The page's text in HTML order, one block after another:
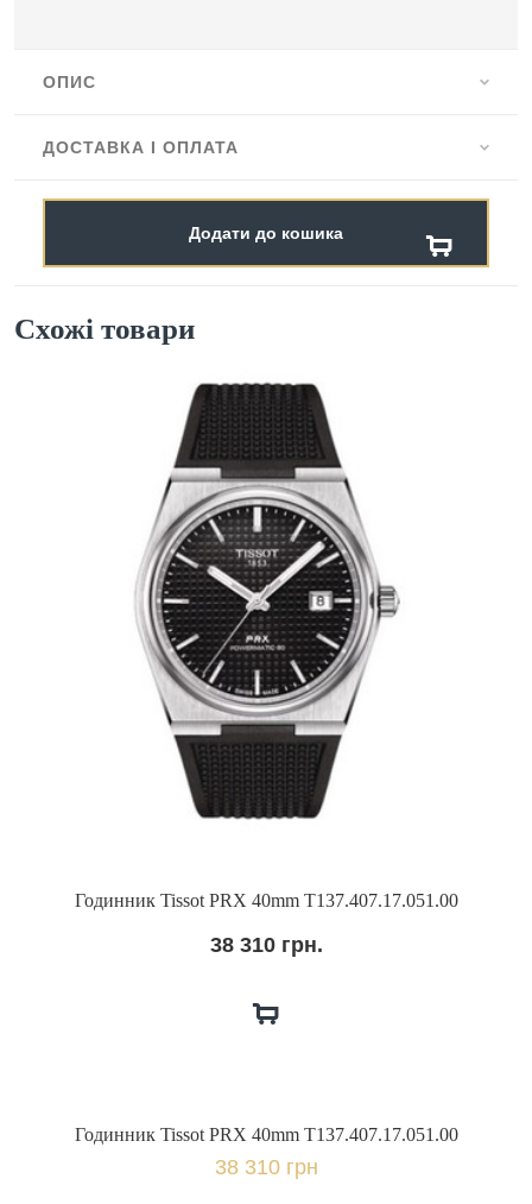
ОПИС
ДОСТАВКА І ОПЛАТА
Додати до кошика
Схожі товари
Годинник Tissot PRX 40mm T137.407.17.051.00
38 310 грн.
Годинник Tissot PRX 40mm T137.407.17.051.00
38 310 грн